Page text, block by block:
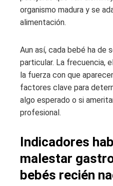
organismo madura y se
alimentación.
Aun así, cada bebé ha de
particular. La frecuencia,
la fuerza con que
factores clave para
algo esperado o si
profesional.
Indicadores
malestar
bebés recién